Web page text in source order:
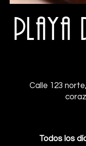
Playa
Calle 123
Todos los